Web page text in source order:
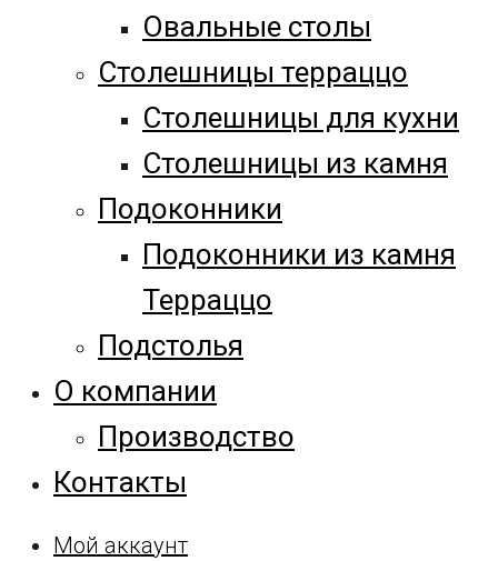
Овальные столы
Столешницы терраццо
Столешницы для кухни
Столешницы из камня
Подоконники
Подоконники из камня
Терраццо
Подстолья
О компании
Производство
Контакты
Мой аккаунт